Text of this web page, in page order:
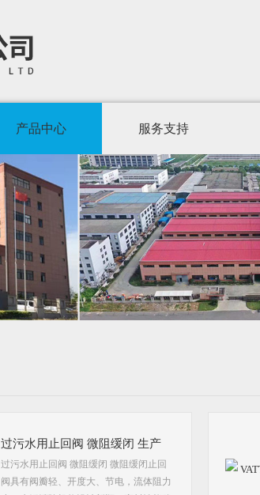
产品中心 服务支持
过污水用止回阀 微阻缓闭 生产
过污水用止回阀 微阻缓闭 微阻缓闭止回
阀具有阀瓣轻、开度大、节电，流体阻力